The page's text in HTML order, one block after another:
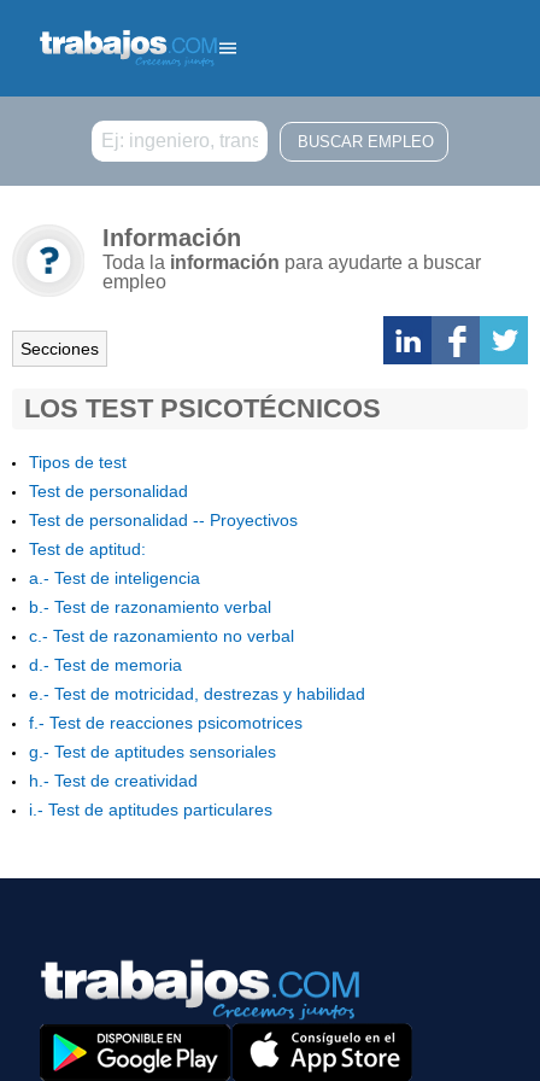
Buscar
Información
Toda la información para ayudarte a buscar
empleo
Secciones
LOS TEST PSICOTÉCNICOS
Tipos de test
Test de personalidad
Test de personalidad -- Proyectivos
Test de aptitud:
a.- Test de inteligencia
b.- Test de razonamiento verbal
c.- Test de razonamiento no verbal
d.- Test de memoria
e.- Test de motricidad, destrezas y habilidad
f.- Test de reacciones psicomotrices
g.- Test de aptitudes sensoriales
h.- Test de creatividad
i.- Test de aptitudes particulares